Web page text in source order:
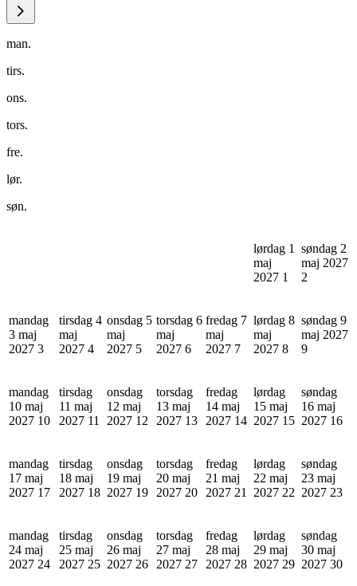
man.
tirs.
ons.
tors.
fre.
lør.
søn.
lørdag 1
maj
2027 1
søndag 2
maj 2027
2
mandag
3 maj
2027 3
tirsdag 4
maj
2027 4
onsdag 5
maj
2027 5
torsdag 6
maj
2027 6
fredag 7
maj
2027 7
lørdag 8
maj
2027 8
søndag 9
maj 2027
9
mandag
10 maj
2027 10
tirsdag
11 maj
2027 11
onsdag
12 maj
2027 12
torsdag
13 maj
2027 13
fredag
14 maj
2027 14
lørdag
15 maj
2027 15
søndag
16 maj
2027 16
mandag
17 maj
2027 17
tirsdag
18 maj
2027 18
onsdag
19 maj
2027 19
torsdag
20 maj
2027 20
fredag
21 maj
2027 21
lørdag
22 maj
2027 22
søndag
23 maj
2027 23
mandag
24 maj
2027 24
tirsdag
25 maj
2027 25
onsdag
26 maj
2027 26
torsdag
27 maj
2027 27
fredag
28 maj
2027 28
lørdag
29 maj
2027 29
søndag
30 maj
2027 30